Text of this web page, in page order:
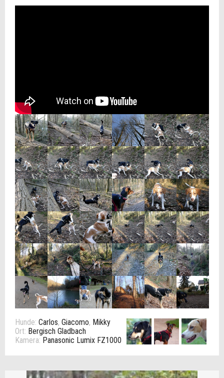
Hunde: Carlos, Giacomo, Mikky
Ort: Bergisch Gladbach
Kamera: Panasonic Lumix FZ1000